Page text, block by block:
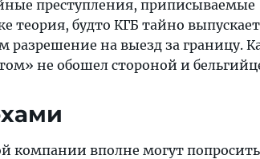
преступления, приписываемые
теория, будто КГБ тайно выпускает
на выезд за границу.
не обошел стороной и
компании вполне могут